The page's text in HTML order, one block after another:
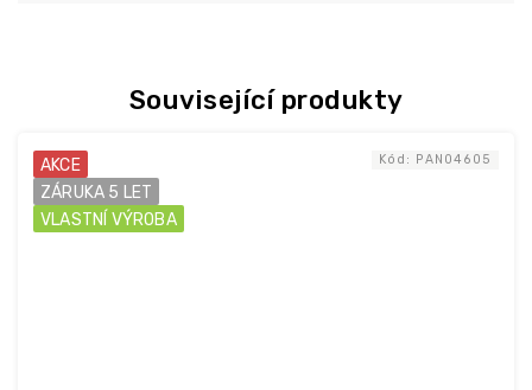
Související produkty
AKCE
ZÁRUKA 5 LET
VLASTNÍ VÝROBA
Kód: PAN04605